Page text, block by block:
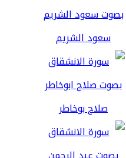
سعود الشريم
صلاح بوخاطر